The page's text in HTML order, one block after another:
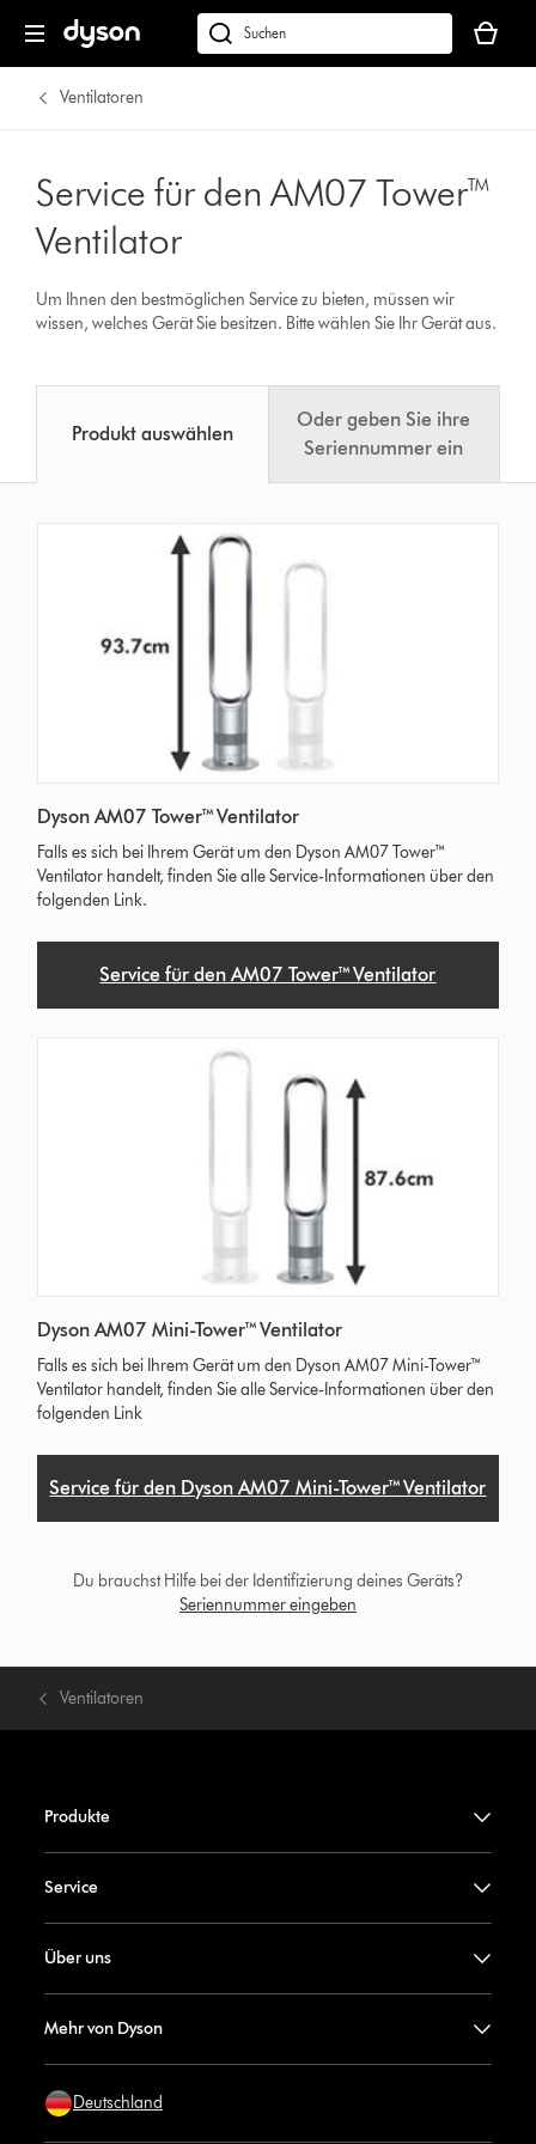
dyson.de
durchsuchen
ist
Ventilatoren
Service für den AM07 Tower™
Ventilator
Um Ihnen den bestmöglichen Service zu bieten, müssen wir
wissen, welches Gerät Sie besitzen. Bitte wählen Sie Ihr Gerät aus.
Produkt auswählen
Oder geben Sie ihre
Seriennummer ein
Dyson AM07 Tower™ Ventilator
Falls es sich bei Ihrem Gerät um den Dyson AM07 Tower™
Ventilator handelt, finden Sie alle Service-Informationen über den
folgenden Link.
Service für den AM07 Tower™ Ventilator
Dyson AM07 Mini-Tower™ Ventilator
Falls es sich bei Ihrem Gerät um den Dyson AM07 Mini-Tower™
Ventilator handelt, finden Sie alle Service-Informationen über den
folgenden Link
Service für den Dyson AM07 Mini-Tower™ Ventilator
Du brauchst Hilfe bei der Identifizierung deines Geräts?
Seriennummer eingeben
Ventilatoren
Produkte
Service
Über uns
Mehr von Dyson
Deutschland